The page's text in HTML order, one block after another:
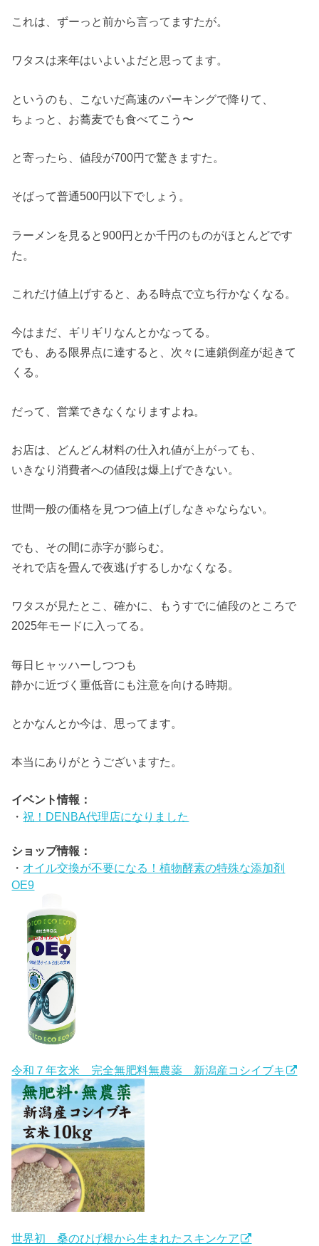
これは、ずーっと前から言ってますたが。
ワタスは来年はいよいよだと思ってます。
というのも、こないだ高速のパーキングで降りて、
ちょっと、お蕎麦でも食べてこう〜
と寄ったら、値段が700円で驚きますた。
そばって普通500円以下でしょう。
ラーメンを見ると900円とか千円のものがほとんどです
た。
これだけ値上げすると、ある時点で立ち行かなくなる。
今はまだ、ギリギリなんとかなってる。
でも、ある限界点に達すると、次々に連鎖倒産が起きて
くる。
だって、営業できなくなりますよね。
お店は、どんどん材料の仕入れ値が上がっても、
いきなり消費者への値段は爆上げできない。
世間一般の価格を見つつ値上げしなきゃならない。
でも、その間に赤字が膨らむ。
それで店を畳んで夜逃げするしかなくなる。
ワタスが見たとこ、確かに、もうすでに値段のところで
2025年モードに入ってる。
毎日ヒャッハーしつつも
静かに近づく重低音にも注意を向ける時期。
とかなんとか今は、思ってます。
本当にありがとうございますた。
イベント情報：
・祝！DENBA代理店になりました
ショップ情報：
・ オイル交換が不要になる！植物酵素の特殊な添加剤
OE9
令和７年玄米 完全無肥料無農薬 新潟産コシイブキ
世界初 桑のひげ根から生まれたスキンケア